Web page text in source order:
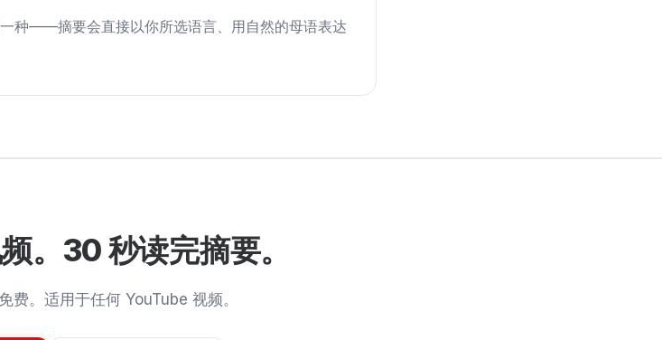
种——摘要会直接以你所选语言、用自然的母语表达
。30 秒读完摘要。
费。适用于任何 YouTube 视频。